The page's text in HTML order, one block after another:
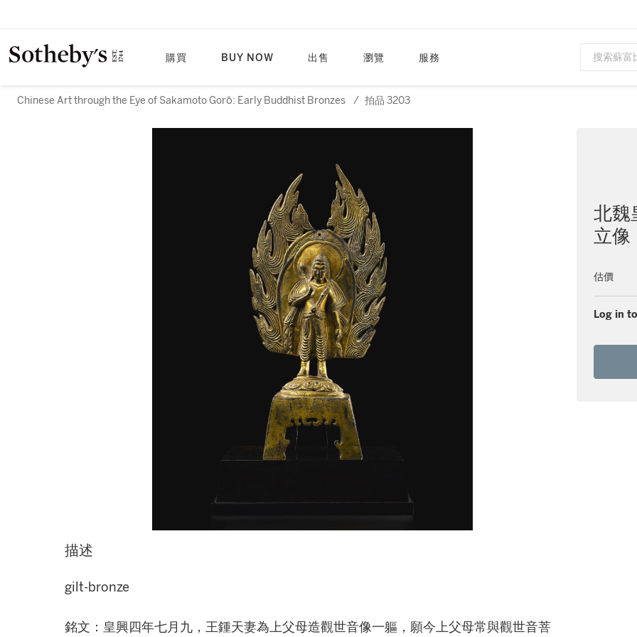
購買 BUY NOW 出售 瀏覽 服務
Chinese Art through the Eye of Sakamoto Gorō: Early Buddhist Bronzes / 拍品 3203
北魏
立像
估價
Log in
描述
gilt-bronze
銘文：皇興四年七月九，王鍾天妻為上父母造觀世音像一軀，願今上父母常與觀世音菩